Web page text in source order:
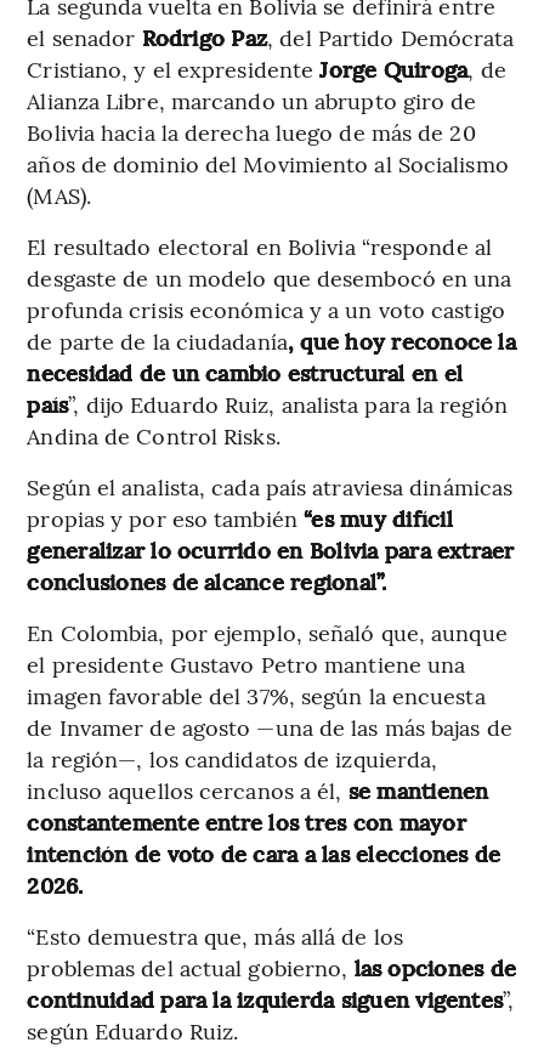
el senador Rodrigo Paz, del Partido Demócrata
Cristiano, y el expresidenteJorge Quiroga, de
Alianza Libre, marcando un abrupto giro de
Bolivia hacia la derecha luego de más de 20
años de dominio del Movimiento al Socialismo
(MAS).
El resultado electoral en Bolivia “responde al
desgaste de un modelo que desembocó en una
profunda crisis económica y a un voto castigo
de parte de la ciudadanía, que hoy reconoce la
necesidad de un cambio estructural en el
país”, dijo Eduardo Ruiz, analista para la región
Andina de Control Risks.
Según el analista, cada país atraviesa dinámicas
propias y por eso también“es muy difícil
generalizar lo ocurrido en Bolivia para extraer
conclusiones de alcance regional”.
En Colombia, por ejemplo, señaló que, aunque
el presidente Gustavo Petro mantiene una
imagen favorable del 37%, según la encuesta
de Invamer de agosto —una de las más bajas de
la región—, los candidatos de izquierda,
incluso aquellos cercanos a él, se mantienen
constantemente entre los tres con mayor
intención de voto de cara a las elecciones de
2026.
“Esto demuestra que, más allá de los
problemas del actual gobierno, las opciones de
continuidad para la izquierda siguen vigentes”,
según Eduardo Ruiz.